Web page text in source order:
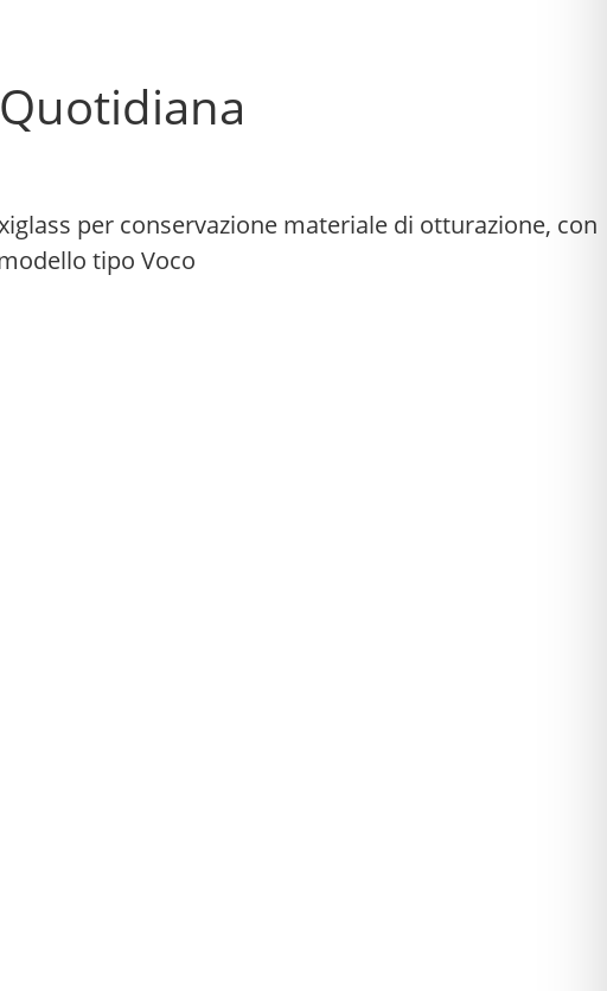
per conservazione materiale di otturazione, con
tipo Voco